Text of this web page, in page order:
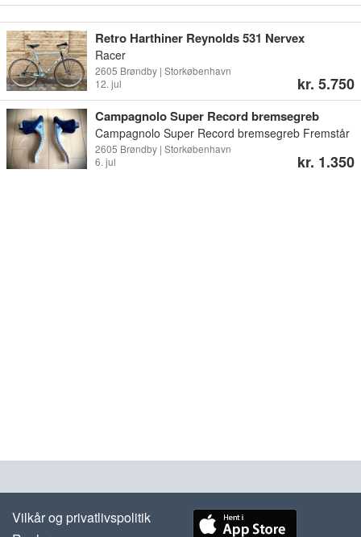
Retro Harthiner Reynolds 531 Nervex
Racer
2605 Brøndby | Storkøbenhavn
12. jul
kr. 5.750
Campagnolo Super Record bremsegreb
Campagnolo Super Record bremsegreb Fremstår
i flot stand, få brugsspor Ingen slør i grebene
Gummi hoods perfekt stand
2605 Brøndby | Storkøbenhavn
6. jul
kr. 1.350
Vilkår og privatlivspolitik